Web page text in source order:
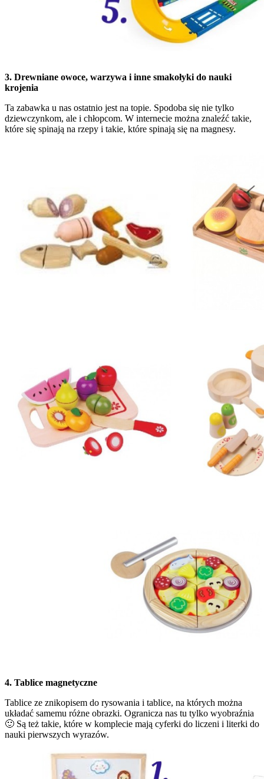
3. Drewniane owoce, warzywa i inne smakołyki do nauki
krojenia
Ta zabawka u nas ostatnio jest na topie. Spodoba się nie tylko
dziewczynkom, ale i chłopcom. W internecie można znaleźć takie,
które się spinają na rzepy i takie, które spinają się na magnesy.
4. Tablice magnetyczne
Tablice ze znikopisem do rysowania i tablice, na których można
układać samemu różne obrazki. Ogranicza nas tu tylko wyobraźnia
🙂 Są też takie, które w komplecie mają cyferki do liczeni i literki do
nauki pierwszych wyrazów.